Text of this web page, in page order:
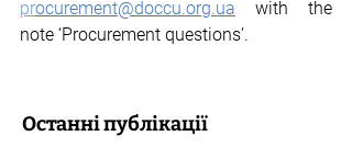
procurement@doccu.org.ua with the
note ‘Procurement questions’.
Останні публікації